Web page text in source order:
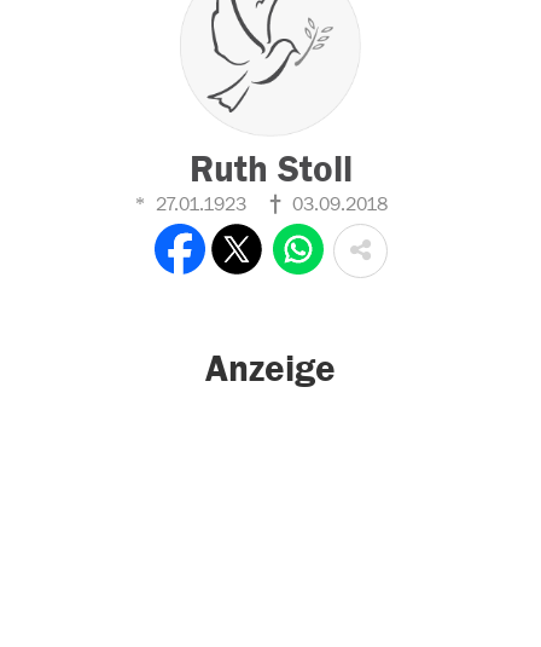
Ruth Stoll
27.01.1923 03.09.2018
Anzeige